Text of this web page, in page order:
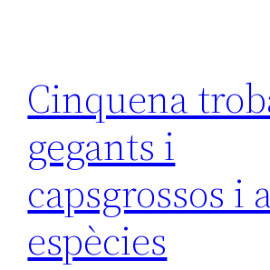
Cinquena
gegants i
capsgrossos i
espècies